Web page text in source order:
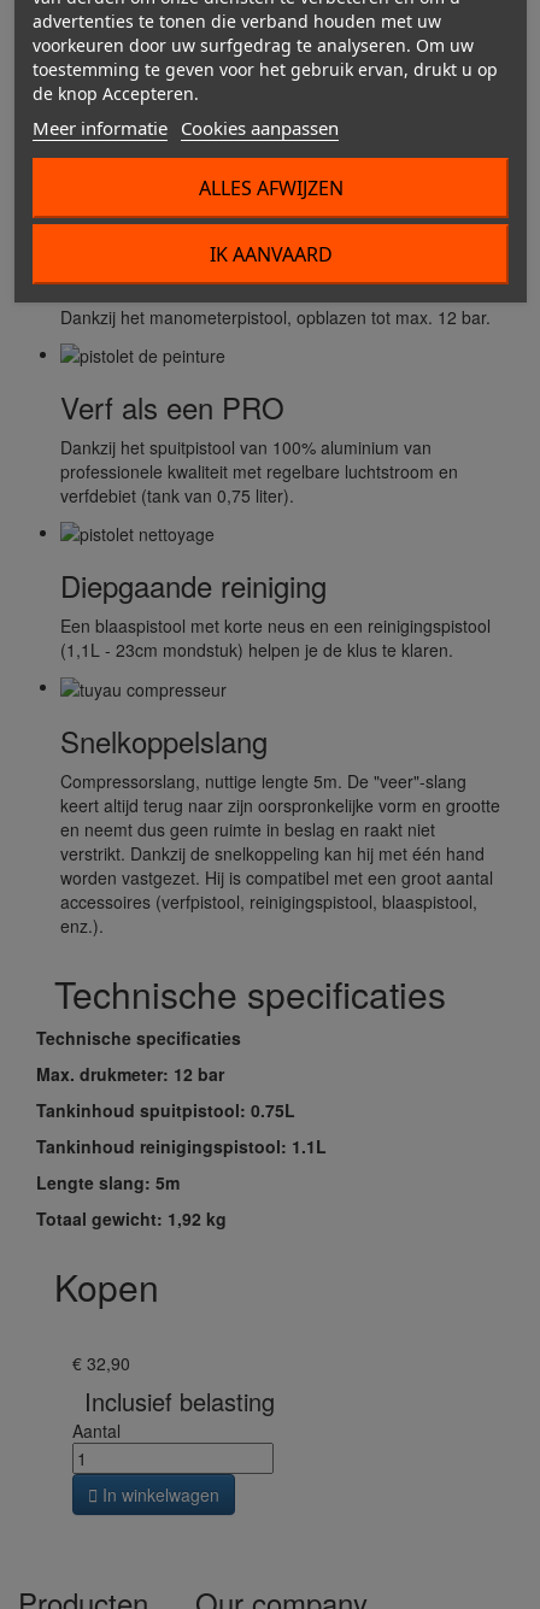
snelkoppelingssysteem. Bevat een luchtdrukpistool (max 12
bar), een PRO 100% aluminium verfspuitpistool (0,75 l) met
lucht- en verfdebietregeling, een blaaspistool met korte neus,
een reinigingspistool (1,1 l - 23 cm mondstuk), een flexibele
slang (40 cm) en een flexibele/verlengbare slang (5 meter).
Kenmerken
Snel oppompen
Dankzij het manometerpistool, opblazen tot max. 12 bar.
Verf als een PRO
Dankzij het spuitpistool van 100% aluminium van
professionele kwaliteit met regelbare luchtstroom en
verfdebiet (tank van 0,75 liter).
Diepgaande reiniging
Een blaaspistool met korte neus en een reinigingspistool
(1,1L - 23cm mondstuk) helpen je de klus te klaren.
Snelkoppelslang
Compressorslang, nuttige lengte 5m. De "veer"-slang
keert altijd terug naar zijn oorspronkelijke vorm en grootte
en neemt dus geen ruimte in beslag en raakt niet
verstrikt. Dankzij de snelkoppeling kan hij met één hand
worden vastgezet. Hij is compatibel met een groot aantal
accessoires (verfpistool, reinigingspistool, blaaspistool,
enz.).
Technische specificaties
Technische specificaties
Max. drukmeter: 12 bar
Tankinhoud spuitpistool: 0.75L
Tankinhoud reinigingspistool: 1.1L
Lengte slang: 5m
Totaal gewicht: 1,92 kg
Kopen
€ 32,90
Inclusief belasting
Aantal
 In winkelwagen
advertenties te tonen die verband houden met uw
voorkeuren door uw surfgedrag te analyseren. Om uw
toestemming te geven voor het gebruik ervan, drukt u op
de knop Accepteren.
Meer informatie Cookies aanpassen
ALLES AFWIJZEN
IK AANVAARD